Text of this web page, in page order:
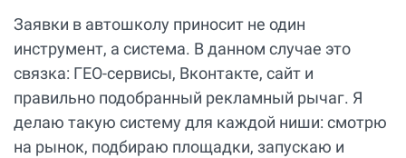
Заявки в автошколу приносит не один
инструмент, а система. В данном случае это
связка: ГЕО-сервисы, Вконтакте, сайт и
правильно подобранный рекламный рычаг. Я
делаю такую систему для каждой ниши: смотрю
на рынок, подбираю площадки, запускаю и